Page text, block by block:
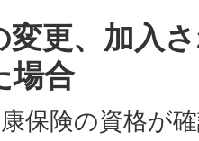
変更、加入
場合
保険の資格が